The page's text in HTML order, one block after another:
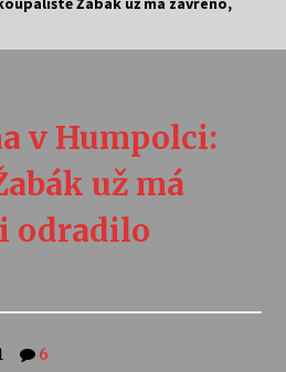
Josefíny Duškové: Stávám se
28. 7.–1. 8. 2026
v Humpolci:
už má
odradilo
6